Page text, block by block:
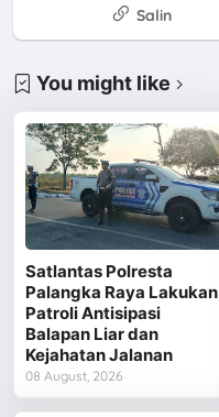
Salin
You might like
Satlantas Polresta
Palangka Raya Lakukan
Patroli Antisipasi
Balapan Liar dan
Kejahatan Jalanan
08 August, 2026